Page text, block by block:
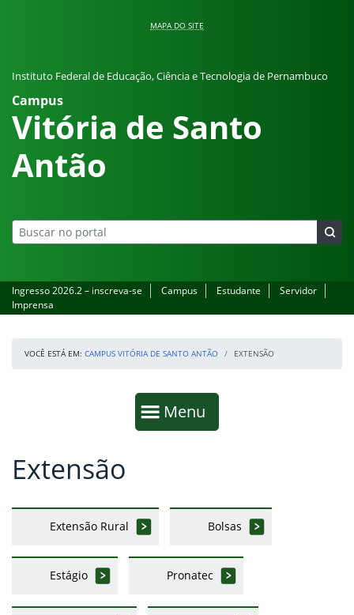
MAPA DO SITE
Instituto Federal de Educação, Ciência e Tecnologia de Pernambuco
Campus
Vitória de Santo
Antão
Ingresso 2026.2 – inscreva-se Campus Estudante
Servidor
Imprensa
VOCÊ ESTÁ EM: CAMPUS VITÓRIA DE SANTO ANTÃO EXTENSÃO
Mostrar
Menu
Fim da navegação
Início do conteúdo
Extensão
Extensão Rural Bolsas
Estágio Pronatec